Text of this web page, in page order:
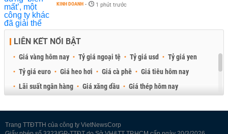
KINH DOANH - 1 phút trước
LIÊN KẾT NỔI BẬT
Giá vàng hôm nay Tỷ giá ngoại tệ Tỷ giá usd
Tỷ giá yen
Tỷ giá euro
Giá heo hơi Giá cà phê
Giá tiêu hôm nay
Lãi suất ngân hàng
Giá xăng dầu
Giá thép hôm nay
Trang TTĐTTH của công ty VietNewsCorp